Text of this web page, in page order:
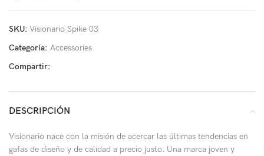
SKU: Visionario Spike 03
Categoría: Accessories
Compartir:
DESCRIPCIÓN
Visionario nace con la misión de acercar las últimas tendencias en
gafas de diseño y de calidad a precio justo. Una marca joven y